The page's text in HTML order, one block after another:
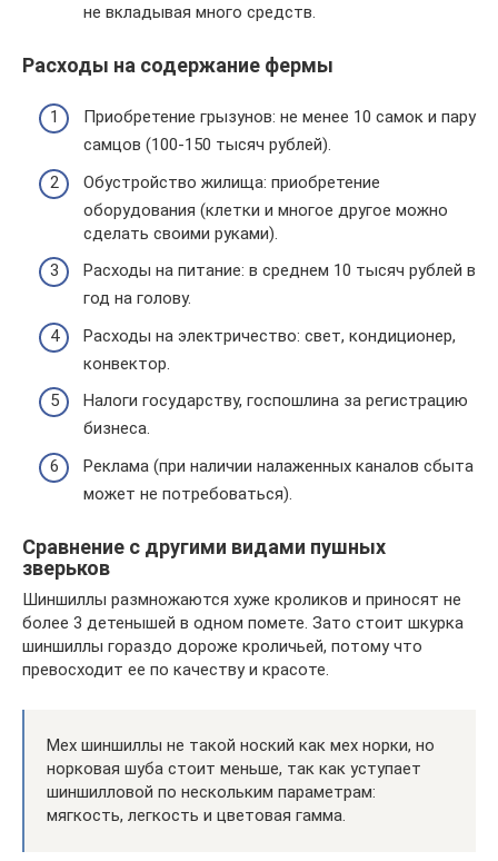
не вкладывая много средств.
Расходы на содержание фермы
Приобретение грызунов: не менее 10 самок и пару
самцов (100-150 тысяч рублей).
Обустройство жилища: приобретение
оборудования (клетки и многое другое можно
сделать своими руками).
Расходы на питание: в среднем 10 тысяч рублей в
год на голову.
Расходы на электричество: свет, кондиционер,
конвектор.
Налоги государству, госпошлина за регистрацию
бизнеса.
Реклама (при наличии налаженных каналов сбыта
может не потребоваться).
Сравнение с другими видами пушных
зверьков
Шиншиллы размножаются хуже кроликов и приносят не
более 3 детенышей в одном помете. Зато стоит шкурка
шиншиллы гораздо дороже кроличьей, потому что
превосходит ее по качеству и красоте.
Мех шиншиллы не такой ноский как мех норки, но
норковая шуба стоит меньше, так как уступает
шиншилловой по нескольким параметрам:
мягкость, легкость и цветовая гамма.